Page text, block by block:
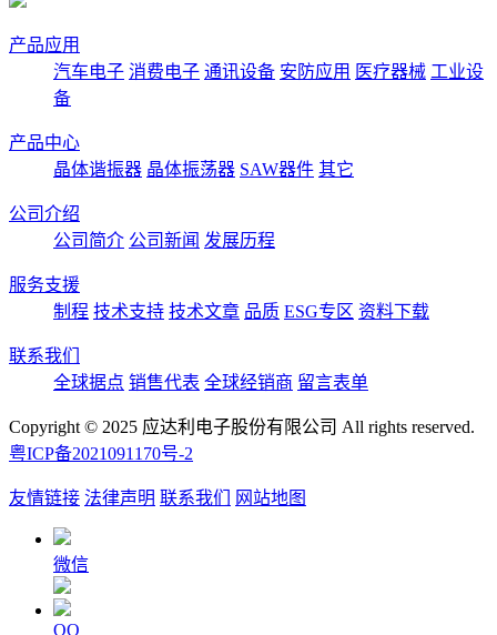
产品应用
汽车电子 消费电子 通讯设备 安防应用 医疗器械 工业设
备
产品中心
晶体谐振器 晶体振荡器 SAW器件 其它
公司介绍
公司简介 公司新闻 发展历程
服务支援
制程 技术支持 技术文章 品质 ESG专区 资料下载
联系我们
全球据点 销售代表 全球经销商 留言表单
Copyright © 2025 应达利电子股份有限公司 All rights reserved.
粤ICP备2021091170号-2
友情链接 法律声明 联系我们 网站地图
微信
QQ